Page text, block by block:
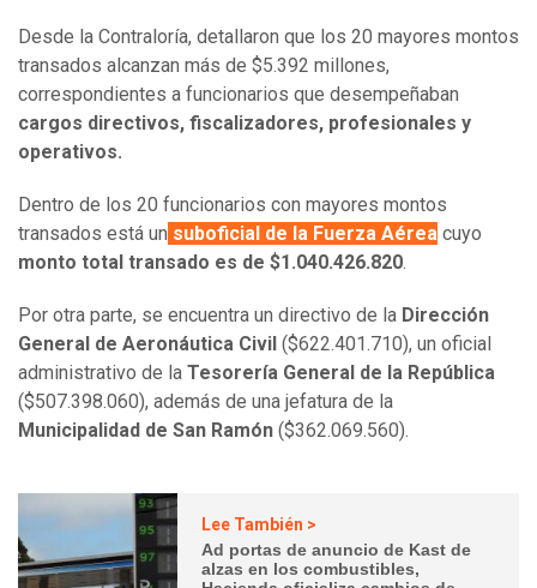
Desde la Contraloría, detallaron que los 20 mayores montos
transados alcanzan más de $5.392 millones,
correspondientes a funcionarios que desempeñaban
cargos directivos, fiscalizadores, profesionales y
operativos.
Dentro de los 20 funcionarios con mayores montos
transados está un suboficial de la Fuerza Aérea cuyo
monto total transado es de $1.040.426.820.
Por otra parte, se encuentra un directivo de la Dirección
General de Aeronáutica Civil ($622.401.710), un oficial
administrativo de la Tesorería General de la República
($507.398.060), además de una jefatura de la
Municipalidad de San Ramón ($362.069.560).
Lee También >
Ad portas de anuncio de Kast de
alzas en los combustibles,